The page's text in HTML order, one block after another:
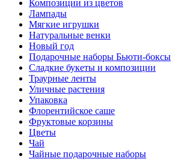
Композиции из цветов
Лампады
Мягкие игрушки
Натуральные венки
Новый год
Подарочные наборы Бьюти-боксы
Сладкие букеты и композиции
Траурные ленты
Уличные растения
Упаковка
Флорентийское саше
Фруктовые корзины
Цветы
Чай
Чайные подарочные наборы